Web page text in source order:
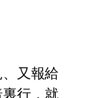
又報給
行，就